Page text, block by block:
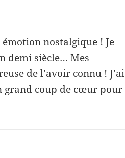
nostalgique ! Je
demi siècle… Mes
de l’avoir connu ! J’ai
grand coup de cœur pour